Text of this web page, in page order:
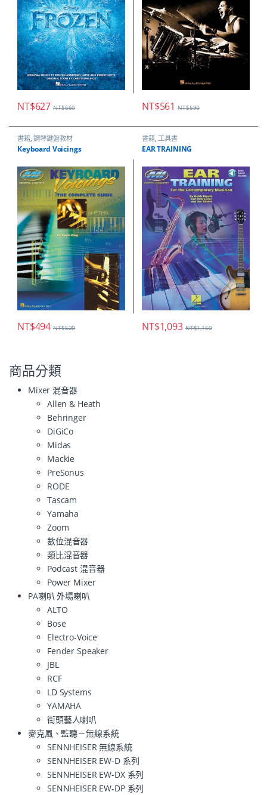
NT$627 NT$660 NT$561 NT$590
書籍,鋼琴鍵盤教材
Keyboard Voicings
NT$494 NT$520
書籍,工具書
EAR TRAINING
NT$1,093 NT$1,150
商品分類
Mixer 混音器
Allen & Heath
Behringer
DiGiCo
Midas
Mackie
PreSonus
RODE
Tascam
Yamaha
Zoom
數位混音器
類比混音器
Podcast 混音器
Power Mixer
PA喇叭 外場喇叭
ALTO
Bose
Electro-Voice
Fender Speaker
JBL
RCF
LD Systems
YAMAHA
街頭藝人喇叭
麥克風、監聽－無線系統
SENNHEISER 無線系統
SENNHEISER EW-D 系列
SENNHEISER EW-DX 系列
SENNHEISER EW-DP 系列